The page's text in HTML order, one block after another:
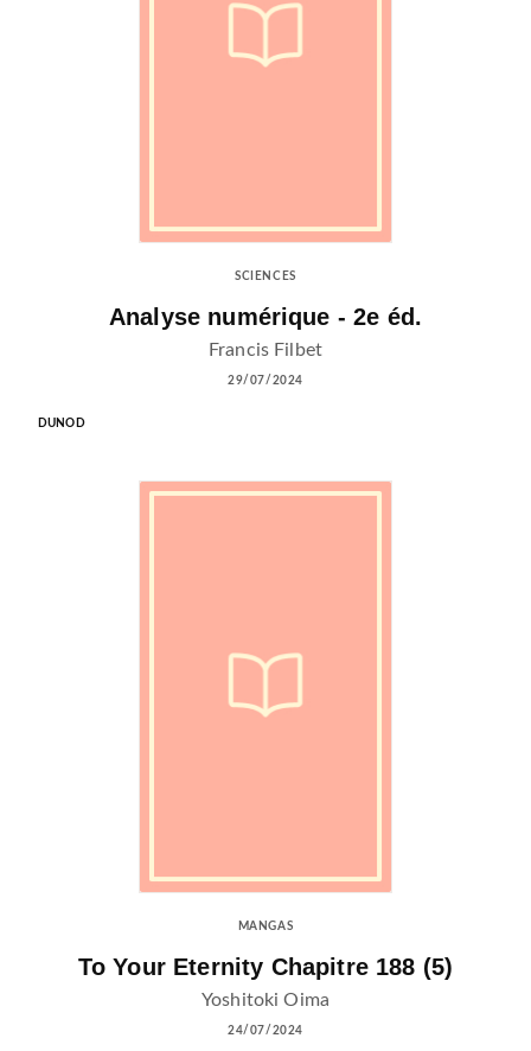
SCIENCES
Analyse numérique - 2e éd.
Francis Filbet
29/07/2024
DUNOD
MANGAS
To Your Eternity Chapitre 188 (5)
Yoshitoki Oima
24/07/2024